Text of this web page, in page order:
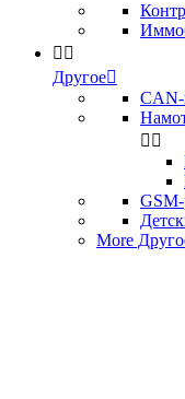
 
Другое
CAN-
 
GSM-
More